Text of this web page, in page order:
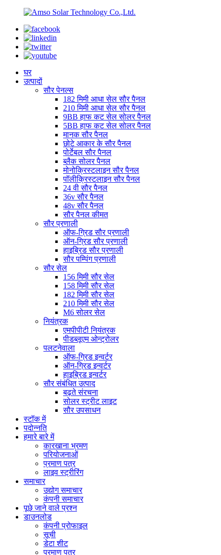
घर
उत्पादों
सौर पेनल्स
182 मिमी आधा सेल सौर पैनल
210 मिमी आधा सेल सौर पैनल
9BB हाफ कट सेल सोलर पैनल
5BB हाफ कट सेल सोलर पैनल
मानक सौर पैनल
छोटे आकार के सौर पैनल
पोर्टेबल सौर पैनल
ब्लैक सोलर पैनल
मोनोक्रिस्टलाइन सौर पैनल
पॉलीक्रिस्टलाइन सौर पैनल
24 वी सौर पैनल
36v सौर पैनल
48v सौर पैनल
सौर पैनल कीमत
सौर प्रणाली
ऑफ-ग्रिड सौर प्रणाली
ऑन-ग्रिड सौर प्रणाली
हाइब्रिड सौर प्रणाली
सौर पम्पिंग प्रणाली
सौर सेल
156 मिमी सौर सेल
158 मिमी सौर सेल
182 मिमी सौर सेल
210 मिमी सौर सेल
M6 सोलर सेल
नियंत्रक
एमपीपीटी नियंत्रक
पीडब्लूएम ओन्ट्रोलर
पलटनेवाला
ऑफ-ग्रिड इन्वर्टर
ऑन-ग्रिड इन्वर्टर
हाइब्रिड इन्वर्टर
सौर संबंधित उत्पाद
बढ़ते संरचना
सोलर स्ट्रीट लाइट
सौर उपसाधन
स्टॉक में
पदोन्नति
हमारे बारे में
कारखाना भ्रमण
परियोजनाओं
प्रमाण पत्र
लाइव स्ट्रीरिंग
समाचार
उद्योग समाचार
कंपनी समाचार
पूछे जाने वाले प्रश्न
डाउनलोड
कंपनी प्रोफाइल
सूची
डेटा शीट
प्रमाण पत्र